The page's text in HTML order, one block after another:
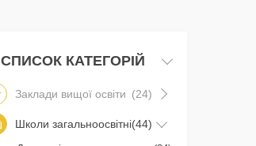
СПИСОК КАТЕГОРІЙ
Заклади вищої освіти (24)
Школи загальноосвітні(44)